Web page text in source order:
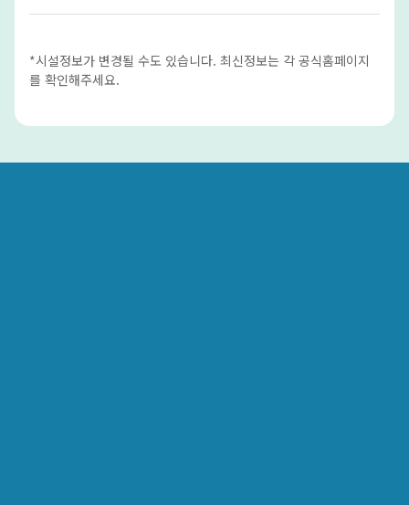
*시설정보가 변경될 수도 있습니다. 최신정보는 각 공식홈페이지
를 확인해주세요.